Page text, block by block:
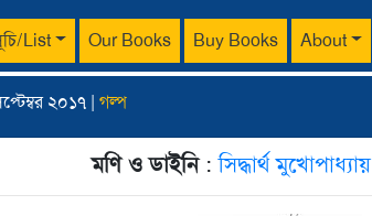
List Our Books Buy Books About
২০১৭ | গল্প
মণি ও ডাইনি:সিদ্ধার্থ মুখোপাধ্যায়